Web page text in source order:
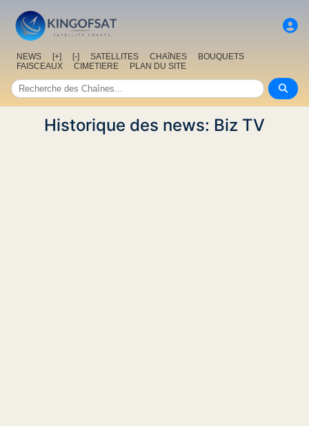
NEWS [+] [-] SATELLITES CHAîNES
BOUQUETS
FAISCEAUX
CIMETIERE PLAN DU SITE
Historique des news: Biz TV